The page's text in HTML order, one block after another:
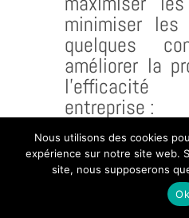
minimiser
quelques
améliorer la
entreprise :
Gestion du temps
La gestion
temps est
Nous utilisons des cookies
expérience sur notre site web.
site, nous supposerons
Ok